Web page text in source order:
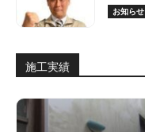
お知らせ
施工実績